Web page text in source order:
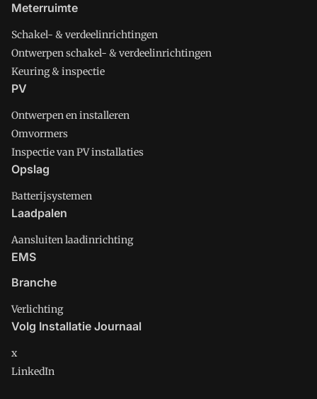
Meterruimte
Schakel- & verdeelinrichtingen
Ontwerpen schakel- & verdeelinrichtingen
Keuring & inspectie
PV
Ontwerpen en installeren
Omvormers
Inspectie van PV installaties
Opslag
Batterijsystemen
Laadpalen
Aansluiten laadinrichting
EMS
Branche
Verlichting
Volg Installatie Journaal
x
LinkedIn